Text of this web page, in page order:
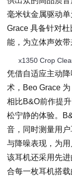
毫米钛金属驱动
Grace 具备针对
能，为立体声效带
x1350 Crop
凭借自适应主动
术，Beo Grace
相比B&O前作提
松宁静的体验。
音，同时测量用
与降噪表现，为用
该耳机还采用先
合每一枚耳机搭